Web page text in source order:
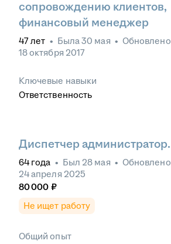
сопровождению клиентов,
финансовый менеджер
47лет • Была30 мая • Обновлено
18 октября 2017
Ключевые навыки
Ответственность
Диспетчер администратор.
64 года • Был 28 мая • Обновлено
24 апреля 2025
80 000 ₽
Не ищет работу
Общий опыт